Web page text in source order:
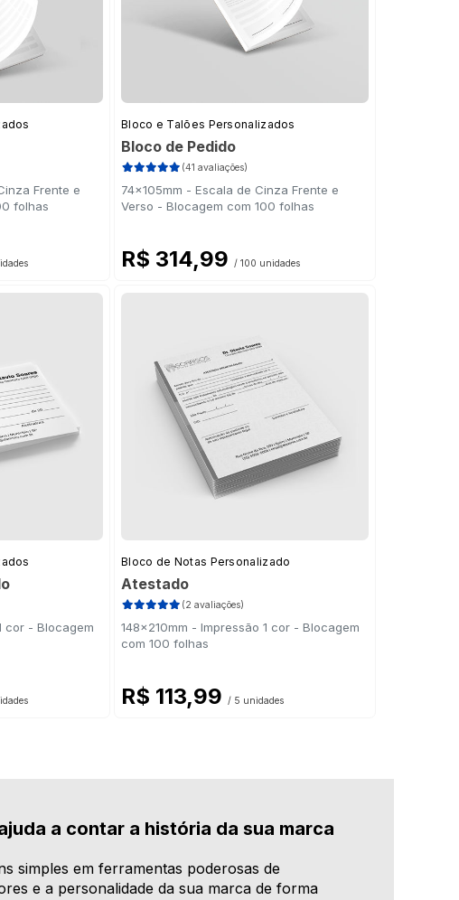
Frente e
folhas
Bloco e Talões Personalizados
Bloco de Pedido
(41 avaliações)
74x105mm - Escala de Cinza Frente e
Verso - Blocagem com 100 folhas
R$ 314,99 / 100 unidades
cor - Blocagem
Bloco de Notas Personalizado
Atestado
(2 avaliações)
148x210mm - Impressão 1 cor - Blocagem
com 100 folhas
R$ 113,99 / 5 unidades
a contar a história da sua marca
simples em ferramentas poderosas de
e a personalidade da sua marca de forma